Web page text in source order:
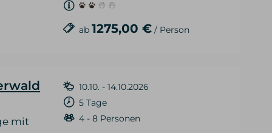
ab 1275,00 € / Person
mit
10.10. - 14.10.2026
5 Tage
4 - 8 Personen